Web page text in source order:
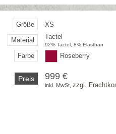
Größe XS
Material Tactel
92% Tactel, 8% Elasthan
Farbe Roseberry
Preis 999 €
inkl. MwSt, zzgl.